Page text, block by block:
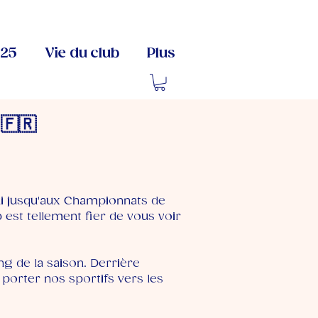
Vie du club Plus
🇫🇷
Championnats de
est tellement fier de vous voir
de la saison. Derrière
nos sportifs vers les